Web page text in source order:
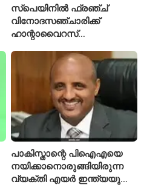
സ്പെയിനിൽ ഫ്രഞ്ച്
വിനോദസഞ്ചാരിക്ക്
ഹാന്റാവൈറസ്
ഐസൊലേഷനിൽ
പ്രവേശിപ്പിച്ചു
പാകിസ്താന്റെ പിഐഎയെ
നയിക്കാനൊരുങ്ങിയിരുന്ന
വ്യക്തി എയർ ഇന്ത്യയുടെ